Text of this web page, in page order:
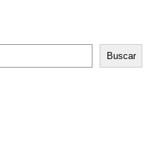
Buscar